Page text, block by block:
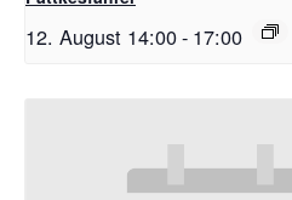
12. August 14:00- 17:00